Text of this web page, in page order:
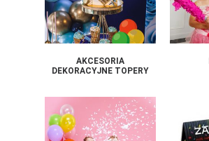
AKCESORIA
DEKORACYJNE TOPERY